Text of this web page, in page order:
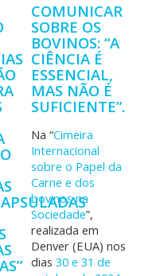
COMUNICAR
SOBRE OS
BOVINOS: “A
CIÊNCIA É
ESSENCIAL,
MAS NÃO É
SUFICIENTE”.
Na “Cimeira
Internacional
sobre o Papel da
Carne e dos
bovinos na
Sociedade”,
realizada em
Denver (EUA) nos
dias 30 e 31 de